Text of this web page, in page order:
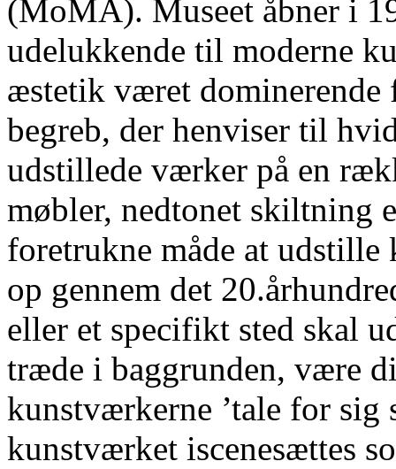
(MoMA). Museet åbner i
udelukkende til moderne
æstetik været dominerende
begreb, der henviser til
udstillede værker på en
møbler, nedtonet skiltning
foretrukne måde at
op gennem det
eller et specifikt sted skal
træde i baggrunden, være
kunstværkerne ’tale for sig
kunstværket iscenesættes